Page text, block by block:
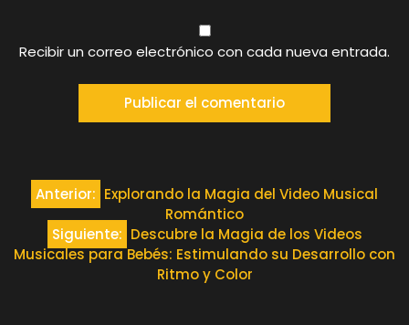
Recibir un correo electrónico con cada nueva entrada.
Navegación
entradas
Anterior: Explorando la Magia del Video Musical
Romántico
Siguiente: Descubre la Magia de los Videos
Musicales para Bebés: Estimulando su Desarrollo con
Ritmo y Color